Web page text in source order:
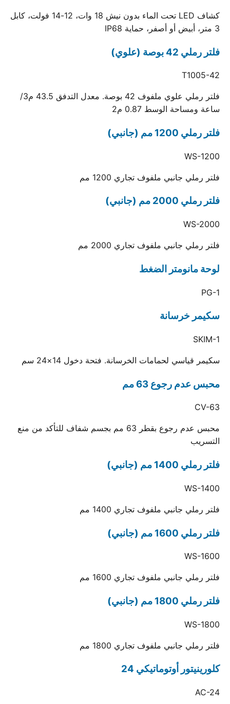
كشاف LED تحت الماء بدون نيش 18 وات، 12-14 فولت، كابل
3 متر، أبيض أو أصفر، حماية IP68
فلتر رملي 42 بوصة (علوي)
T1005-42
فلتر رملي علوي ملفوف 42 بوصة. معدل التدفق 43.5 م3/
ساعة ومساحة الوسط 0.87 م2
فلتر رملي 1200 مم (جانبي)
WS-1200
فلتر رملي جانبي ملفوف تجاري 1200 مم
فلتر رملي 2000 مم (جانبي)
WS-2000
فلتر رملي جانبي ملفوف تجاري 2000 مم
لوحة مانومتر الضغط
PG-1
سكيمر خرسانة
SKIM-1
سكيمر قياسي لحمامات الخرسانة. فتحة دخول 14×24 سم
محبس عدم رجوع 63 مم
CV-63
محبس عدم رجوع بقطر 63 مم بجسم شفاف للتأكد من منع
التسريب
فلتر رملي 1400 مم (جانبي)
WS-1400
فلتر رملي جانبي ملفوف تجاري 1400 مم
فلتر رملي 1600 مم (جانبي)
WS-1600
فلتر رملي جانبي ملفوف تجاري 1600 مم
فلتر رملي 1800 مم (جانبي)
WS-1800
فلتر رملي جانبي ملفوف تجاري 1800 مم
كلورينيتور أوتوماتيكي 24
AC-24